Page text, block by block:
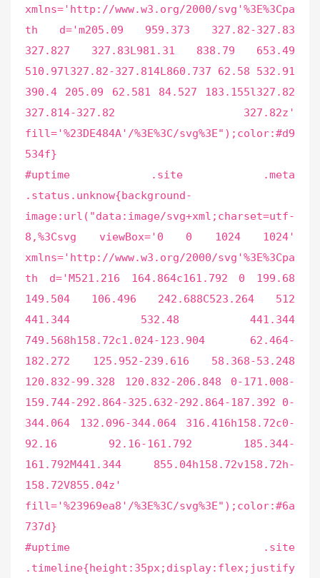
xmlns='http://www.w3.org/2000/svg'%3E%3Cpa
th d='m205.09 959.373 327.82-327.83
327.827 327.83L981.31 838.79 653.49
510.97l327.82-327.814L860.737 62.58 532.91
390.4 205.09 62.581 84.527 183.155l327.82
327.814-327.82 327.82z'
fill='%23DE484A'/%3E%3C/svg%3E");color:#d9
534f}
#uptime .site .meta
.status.unknow{background-
image:url("data:image/svg+xml;charset=utf-
8,%3Csvg viewBox='0 0 1024 1024'
xmlns='http://www.w3.org/2000/svg'%3E%3Cpa
th d='M521.216 164.864c161.792 0 199.68
149.504 106.496 242.688C523.264 512
441.344 532.48 441.344
749.568h158.72c1.024-123.904 62.464-
182.272 125.952-239.616 58.368-53.248
120.832-99.328 120.832-206.848 0-171.008-
159.744-292.864-325.632-292.864-187.392 0-
344.064 132.096-344.064 316.416h158.72c0-
92.16 92.16-161.792 185.344-
161.792M441.344 855.04h158.72v158.72h-
158.72V855.04z'
fill='%23969ea8'/%3E%3C/svg%3E");color:#6a
737d}
#uptime .site
.timeline{height:35px;display:flex;justify